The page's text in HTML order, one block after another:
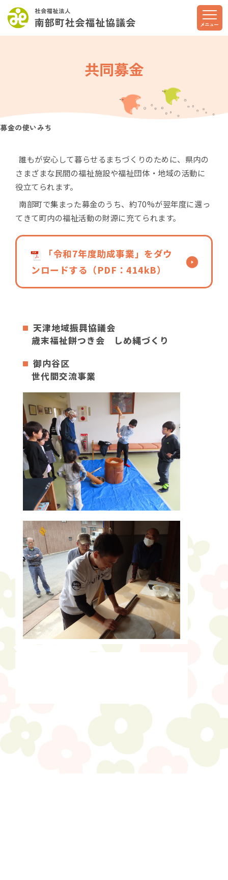
このページの本文へ
メニュー
共同募金
募金の使いみち
誰もが安心して暮らせるまちづくりのために、県内の
さまざまな民間の福祉施設や福祉団体・地域の活動に
役立てられます。
南部町で集まった募金のうち、約70%が翌年度に還っ
てきて町内の福祉活動の財源に充てられます。
「令和7年度助成事業」をダウ
ンロードする（PDF：414kB）
天津地域振興協議会
歳末福祉餅つき会 しめ縄づくり
御内谷区
世代間交流事業